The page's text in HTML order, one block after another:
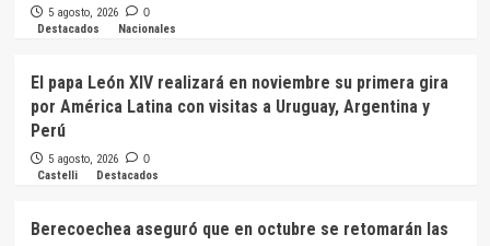
5 agosto, 2026 0
Destacados Nacionales
El papa León XIV realizará en noviembre su primera gira
por América Latina con visitas a Uruguay, Argentina y
Perú
5 agosto, 2026 0
Castelli Destacados
Berecoechea aseguró que en octubre se retomarán las